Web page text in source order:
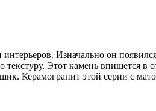
Изначально он
Этот камень впишется
Керамогранит этой серии с